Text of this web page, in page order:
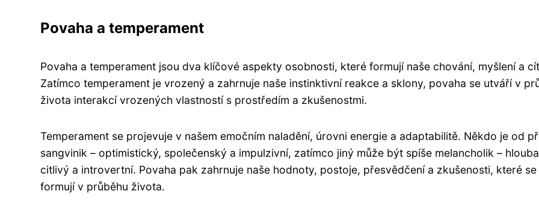
Povaha a temperament
Povaha a temperament jsou dva klíčové aspekty osobnosti, které formují naše chování, myšlení a
Zatímco temperament je vrozený a zahrnuje naše instinktivní reakce a sklony, povaha se utváří v
života interakcí vrozených vlastností s prostředím a zkušenostmi.
Temperament se projevuje v našem emočním naladění, úrovni energie a adaptabilitě. Někdo je od
sangvinik – optimistický, společenský a impulzivní, zatímco jiný může být spíše melancholik –
citlivý a introvertní. Povaha pak zahrnuje naše hodnoty, postoje, přesvědčení a zkušenosti, které se
formují v průběhu života.